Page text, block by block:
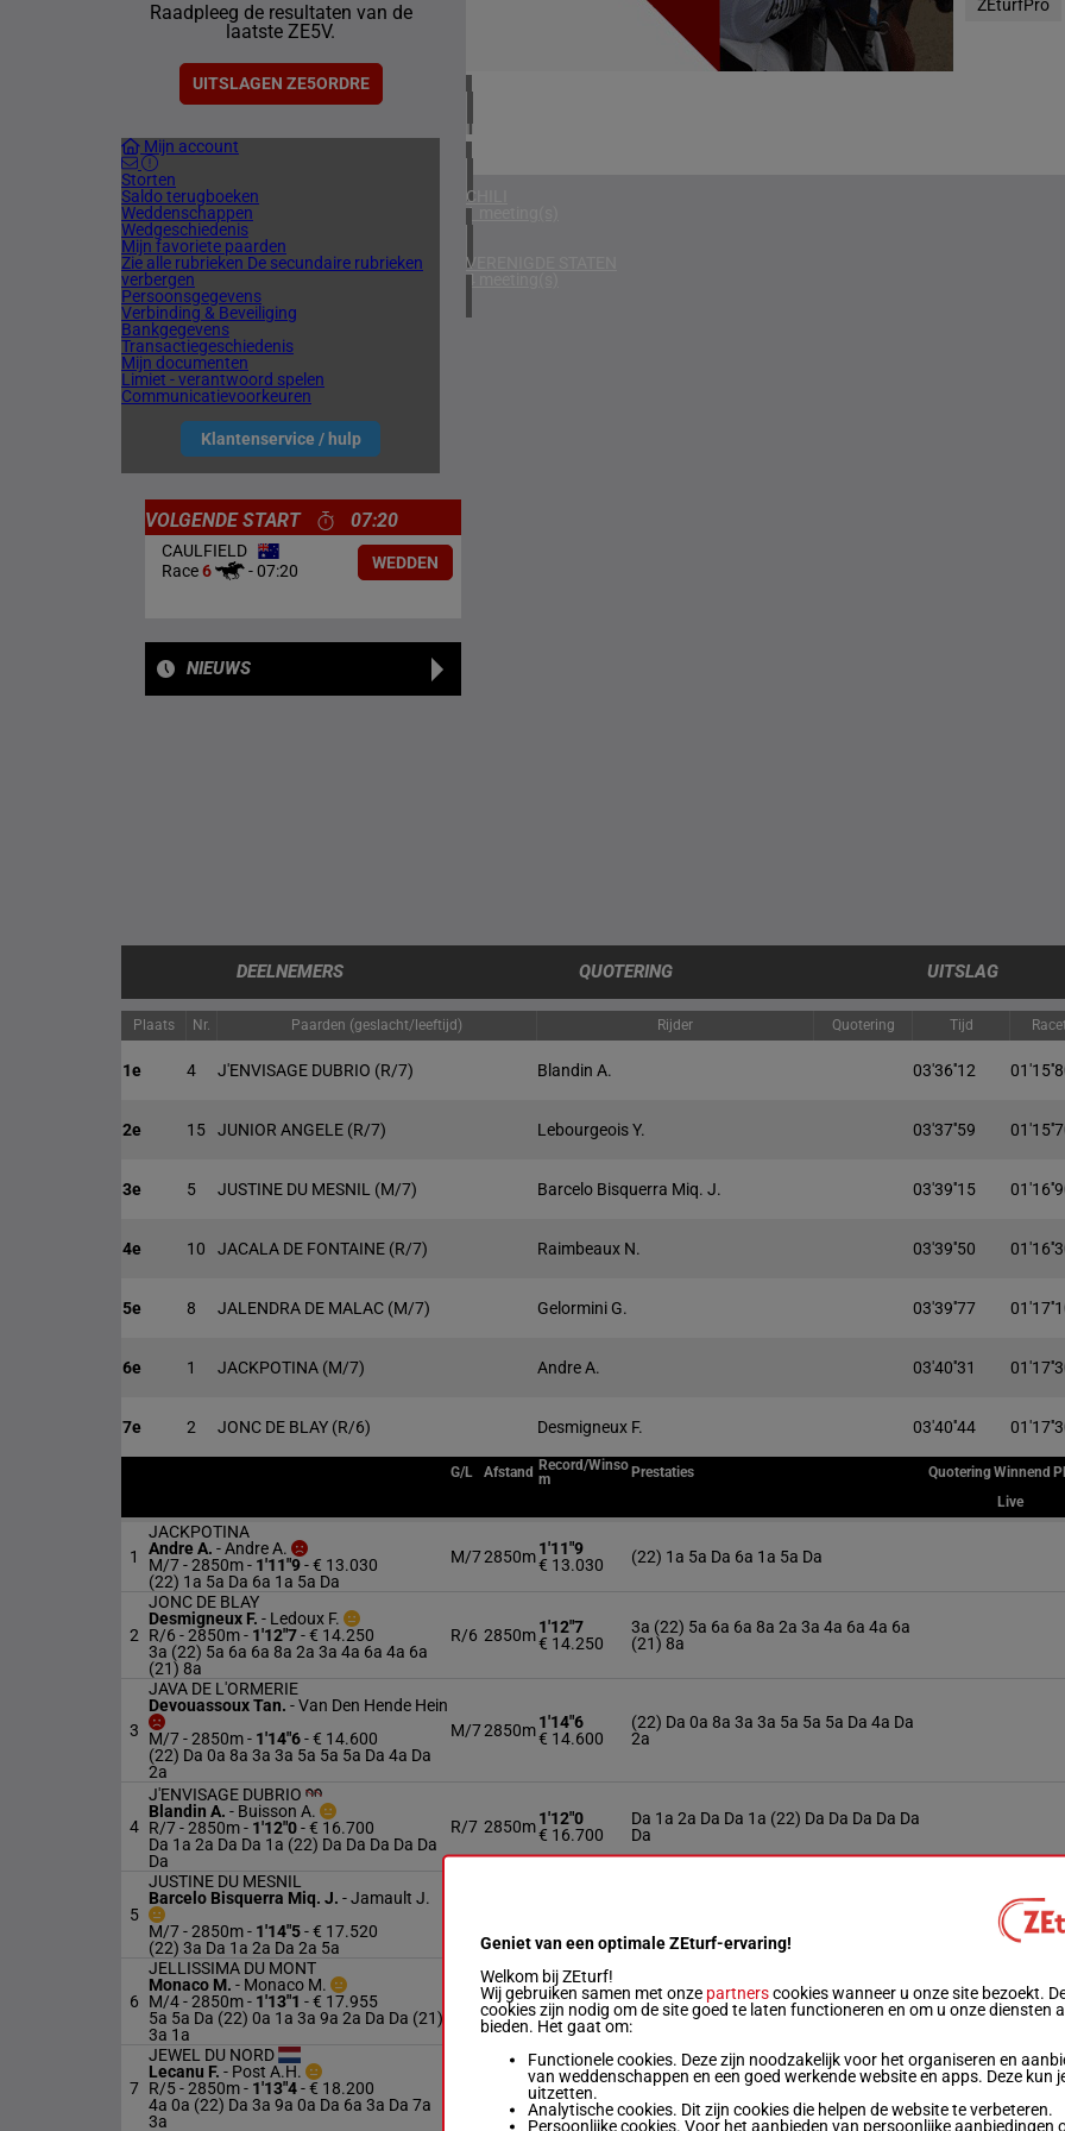
Raadpleeg de resultaten van de
laatste ZE5V.
UITSLAGEN ZE5ORDRE
Mijn account
Storten
Saldo terugboeken
Weddenschappen
Wedgeschiedenis
Mijn favoriete paarden
Zie alle rubrieken De secundaire rubrieken
verbergen
Persoonsgegevens
Verbinding & Beveiliging
Bankgegevens
Transactiegeschiedenis
Mijn documenten
Limiet - verantwoord spelen
Communicatievoorkeuren
Klantenservice / hulp
4 meeting(s)
IERLAND
2 meeting(s)
CHILI
1 meeting(s)
VERENIGDE STATEN
4 meeting(s)
ZEturfPro
VOLGENDE START 07:20
CAULFIELD
Race6 -07:20 WEDDEN
NIEUWS
DEELNEMERS QUOTERING UITSLAG
Plaats Nr. Paarden (geslacht/leeftijd) Rijder Quotering Tijd
1e 4 J'ENVISAGE DUBRIO (R/7) Blandin A. 03'36''12
2e 15 JUNIOR ANGELE (R/7) Lebourgeois Y. 03'37''59
3e 5 JUSTINE DU MESNIL (M/7) Barcelo Bisquerra Miq. J. 03'39''15
4e 10 JACALA DE FONTAINE (R/7) Raimbeaux N. 03'39''50
5e 8 JALENDRA DE MALAC (M/7) Gelormini G. 03'39''77
6e 1 JACKPOTINA (M/7) Andre A. 03'40''31
7e 2 JONC DE BLAY (R/6) Desmigneux F. 03'40''44
G/L Afstand Record/Winso
m
Prestaties QuoteringWinnend
Live
1
JACKPOTINA
Andre A. -Andre A.
M/7 - 2850m- 1'11"9- € 13.030
(22) 1a 5a Da 6a 1a 5a Da
M/72850m1'11"9
€ 13.030
(22) 1a 5a Da 6a 1a 5a Da
2
JONC DE BLAY
Desmigneux F. - Ledoux F.
R/6 - 2850m- 1'12"7- € 14.250
3a (22) 5a 6a 6a 8a 2a 3a 4a 6a 4a 6a
(21) 8a
R/6 2850m1'12"7
€ 14.250
3a (22) 5a 6a 6a 8a 2a 3a 4a 6a 4a 6a
(21) 8a
3
JAVA DE L'ORMERIE
Devouassoux Tan. -Van Den Hende Hein
M/7 - 2850m- 1'14"6- € 14.600
(22) Da 0a 8a 3a 3a 5a 5a 5a Da 4a Da
2a
M/72850m1'14"6
€ 14.600
(22) Da 0a 8a 3a 3a 5a 5a 5a Da 4a Da
2a
4
J'ENVISAGE DUBRIO
Blandin A. - Buisson A.
R/7 - 2850m- 1'12"0- € 16.700
Da 1a 2a Da Da 1a (22) Da Da Da Da Da
Da
R/7 2850m1'12"0
€ 16.700
Da 1a 2a Da Da 1a (22) Da Da Da Da Da
Da
5
JUSTINE DU MESNIL
Barcelo Bisquerra Miq. J. -Jamault J.
M/7 - 2850m- 1'14"5- € 17.520
(22) 3a Da 1a 2a Da 2a 5a
6
JELLISSIMA DU MONT
Monaco M. - Monaco M.
M/4 - 2850m- 1'13"1 - € 17.955
5a 5a Da (22) 0a 1a 3a 9a 2a Da Da (21)
3a 1a
2850m1'13"1
€ 17.955
5a 5a Da (22) 0a 1a 3a 9a 2a Da Da (21)
3a 1a
7
JEWEL DU NORD
Lecanu F. - Post A.H.
R/5 - 2850m- 1'13"4- € 18.200
4a 0a (22) Da 3a 9a 0a Da 6a 3a Da 7a
3a
2850m1'13"4
€ 18.200
4a 0a (22) Da 3a 9a 0a Da 6a 3a Da 7a
Geniet van een optimale ZEturf-ervaring!
Welkom bij ZEturf!
Wij gebruiken samen met onze partnerscookies wanneer u onze site bezoekt.
cookies zijn nodig om de site goed te laten functioneren en om u onze diensten
bieden. Het gaat om:
Functionele cookies. Deze zijn noodzakelijk voor het organiseren en
van weddenschappen en een goed werkende website en apps. Deze kun
uitzetten.
Analytische cookies. Dit zijn cookies die helpen de website te verbeteren.
Persoonlijke cookies. Voor het aanbieden van persoonlijke aanbiedingen